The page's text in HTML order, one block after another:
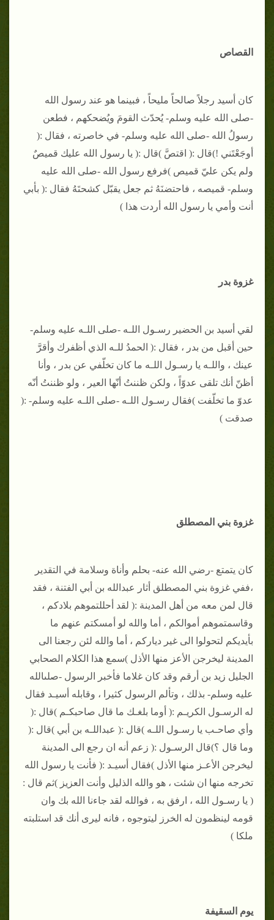
القصاص
كان أسيد رجلاً صالحاً مليحاً ، فبينما هو عند رسول الله
-صلى الله عليه وسلم- يُحدّث القومَ ويُضحكهم ، فطعن
رسولُ الله -صلى الله عليه وسلم- في خاصرته ، فقال :(
أوجَعْتَني !)قال :( اقتصَّ )قال :( يا رسول الله عليك قميصٌ
ولم يكن عليّ قميص )فرفع رسول الله -صلى الله عليه
وسلم- قميصه ، فاحتضنَهُ ثم جعل يقبّل كشحتَهُ فقال :( بأبي
أنت وأمي يا رسول الله أردت هذا )
غزوة بدر
لقي أسيد بن الحضير رسـول اللـه -صلى اللـه عليه وسلم-
حين أقبل من بدر ، فقال :( الحمدُ للـه الذي أظفرك وأقرَّ
عينك ، واللـه يا رسـول اللـه ما كان تخلّفي عن بدر ، وأنا
أظنّ أنك تلقى عدوّاً ، ولكن ظننتُ أنّها العير ، ولو ظننتُ أنّه
عدوّ ما تخلّفت )فقال رسـول اللـه -صلى اللـه عليه وسلم- :(
صدقت )
غزوة بني المصطلق
كان يتمتع -رضي الله عنه- بحلم وأناة وسلامة في التقدير
،ففي غزوة بني المصطلق أثار عبدالله بن أبي الفتنة ، فقد
قال لمن معه من أهل المدينة :( لقد أحللتموهم بلادكم ،
وقاسمتموهم أموالكم ، أما والله لو أمسكتم عنهم ما
بأيديكم لتحولوا الى غير دياركم ، أما والله لئن رجعنا الى
المدينة ليخرجن الأعز منها الأذل )سمع هذا الكلام الصحابي
الجليل زيد بن أرقم وقد كان غلاما فأخبر الرسول -صلىالله
عليه وسلم- بذلك ، وتألم الرسول كثيرا ، وقابله أسيـد فقال
له الرسـول الكريـم :( أوما بلغـك ما قال صاحبكـم )قال :(
وأي صاحـب يا رسـول اللـه )قال :( عبداللـه بن أبي )قال :(
وما قال ؟)قال الرسـول :( زعم أنه ان رجع الى المدينة
ليخرجن الأعـز منها الأذل )فقال أسيـد :( فأنت يا رسول الله
تخرجه منها ان شئت ، هو والله الذليل وأنت العزيز )ثم قال :
( يا رسـول الله ، ارفق به ، فوالله لقد جاءنا الله بك وان
قومه لينظمون له الخرز ليتوجوه ، فانه ليرى أنك قد استلبته
ملكا )
يوم السقيفة